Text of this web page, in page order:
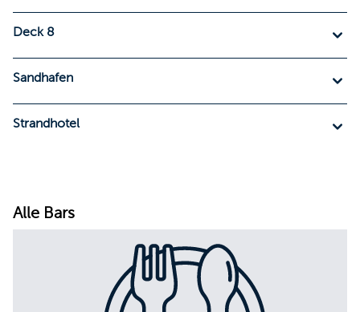
Deck 8
Sandhafen
Strandhotel
Alle Bars